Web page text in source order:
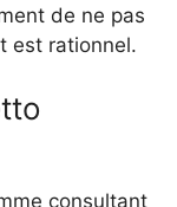
de ne pas
est rationnel.
consultant